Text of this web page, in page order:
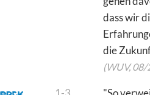
dass wir
die
(WUV, 08/